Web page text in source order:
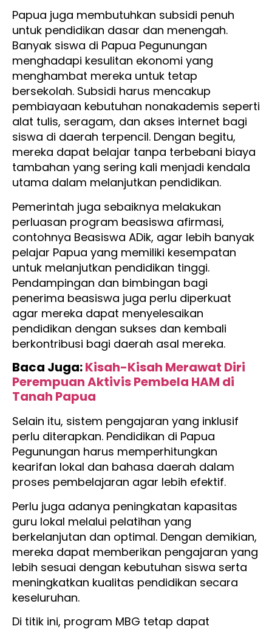
Papua juga membutuhkan subsidi penuh
untuk pendidikan dasar dan menengah.
Banyak siswa di Papua Pegunungan
menghadapi kesulitan ekonomi yang
menghambat mereka untuk tetap
bersekolah. Subsidi harus mencakup
pembiayaan kebutuhan nonakademis seperti
alat tulis, seragam, dan akses internet bagi
siswa di daerah terpencil. Dengan begitu,
mereka dapat belajar tanpa terbebani biaya
tambahan yang sering kali menjadi kendala
utama dalam melanjutkan pendidikan.
Pemerintah juga sebaiknya melakukan
perluasan program beasiswa afirmasi,
contohnya Beasiswa ADik, agar lebih banyak
pelajar Papua yang memiliki kesempatan
untuk melanjutkan pendidikan tinggi.
Pendampingan dan bimbingan bagi
penerima beasiswa juga perlu diperkuat
agar mereka dapat menyelesaikan
pendidikan dengan sukses dan kembali
berkontribusi bagi daerah asal mereka.
Baca Juga:Kisah-Kisah Merawat Diri
Perempuan Aktivis Pembela HAM di
Tanah Papua
Selain itu, sistem pengajaran yang inklusif
perlu diterapkan. Pendidikan di Papua
Pegunungan harus memperhitungkan
kearifan lokal dan bahasa daerah dalam
proses pembelajaran agar lebih efektif.
Perlu juga adanya peningkatan kapasitas
guru lokal melalui pelatihan yang
berkelanjutan dan optimal. Dengan demikian,
mereka dapat memberikan pengajaran yang
lebih sesuai dengan kebutuhan siswa serta
meningkatkan kualitas pendidikan secara
keseluruhan.
Di titik ini, program MBG tetap dapat